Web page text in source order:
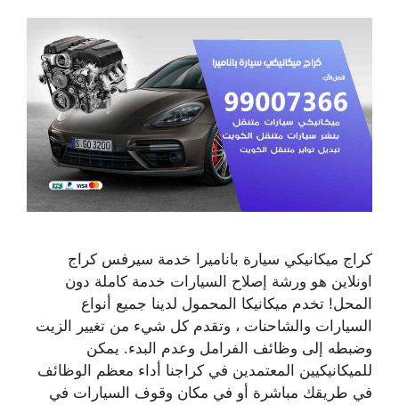
كراج ميكانيكي سيارة باناميرا خدمة سيرفس كراج
اونلاين هو ورشة إصلاح السيارات خدمة كاملة دون
المحل! تخدم ميكانيكا المحمول لدينا جميع أنواع
السيارات والشاحنات ، وتقدم كل شيء من تغيير الزيت
وضبطه إلى وظائف الفرامل وعدم البدء. يمكن
للميكانيكيين المعتمدين في كراجنا أداء معظم الوظائف
في طريقك مباشرة أو في مكان وقوف السيارات في